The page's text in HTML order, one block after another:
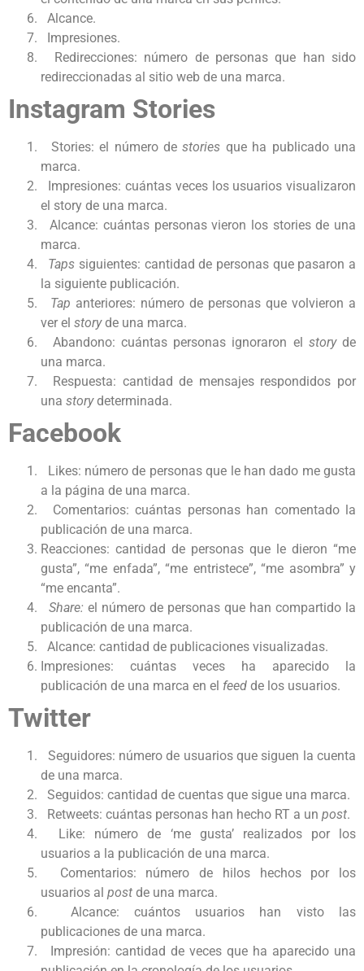
Alcance.
Impresiones.
Redirecciones: número de personas que han sido
redireccionadas al sitio web de una marca.
Instagram Stories
Stories: el número de stories que ha publicado una
marca.
Impresiones: cuántas veces los usuarios visualizaron
el story de una marca.
Alcance: cuántas personas vieron los stories de una
marca.
Taps siguientes: cantidad de personas que pasaron a
la siguiente publicación.
Tap anteriores: número de personas que volvieron a
ver el storyde una marca.
Abandono: cuántas personas ignoraron el storyde
una marca.
Respuesta: cantidad de mensajes respondidos por
una storydeterminada.
Facebook
Likes: número de personas que le han dado me gusta
a la página de una marca.
Comentarios: cuántas personas han comentado la
publicación de una marca.
Reacciones: cantidad de personas que le dieron “me
gusta”, “me enfada”, “me entristece”, “me asombra” y
“me encanta”.
Share: el número de personas que han compartido la
publicación de una marca.
Alcance: cantidad de publicaciones visualizadas.
Impresiones: cuántas veces ha aparecido la
publicación de una marca en el feed de los usuarios.
Twitter
Seguidores: número de usuarios que siguen la cuenta
de una marca.
Seguidos: cantidad de cuentas que sigue una marca.
Retweets: cuántas personas han hecho RT a un post.
Like: número de ‘me gusta’ realizados por los
usuarios a la publicación de una marca.
Comentarios: número de hilos hechos por los
usuarios al post de una marca.
Alcance: cuántos usuarios han visto las
publicaciones de una marca.
Impresión: cantidad de veces que ha aparecido una